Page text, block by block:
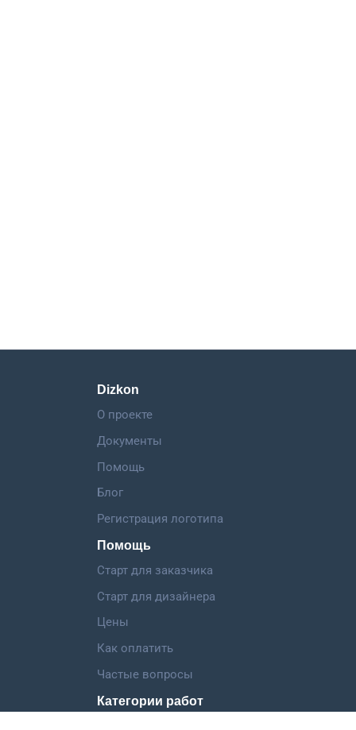
Dizkon
О проекте
Документы
Помощь
Блог
Регистрация логотипа
Помощь
Старт для заказчика
Старт для дизайнера
Цены
Как оплатить
Частые вопросы
Категории работ